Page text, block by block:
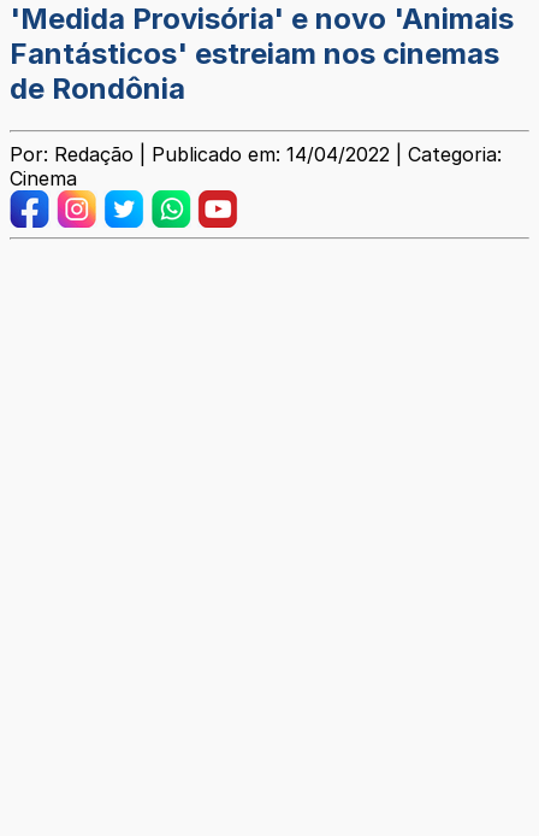
'Medida Provisória' e novo 'Animais
Fantásticos' estreiam nos cinemas
de Rondônia
Por: Redação | Publicado em: 14/04/2022 | Categoria:
Cinema